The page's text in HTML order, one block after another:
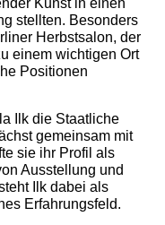
stellten. Besonders
Herbstsalon, der
einem wichtigen Ort
Positionen
Ilk die Staatliche
gemeinsam mit
sie ihr Profil als
Ausstellung und
Ilk dabei als
Erfahrungsfeld.